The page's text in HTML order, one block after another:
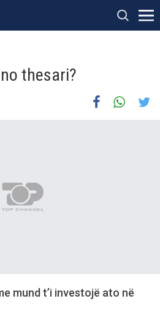
thesari?
mund t’i investojë ato në